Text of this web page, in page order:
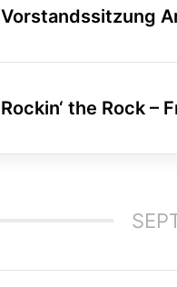
Vorstandssitzung
Rockin‘ the Rock –